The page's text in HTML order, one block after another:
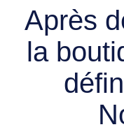
Après
la